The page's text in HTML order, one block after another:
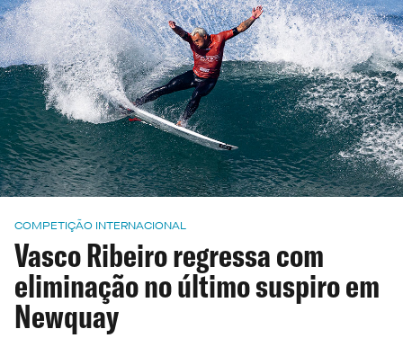
COMPETIÇÃO INTERNACIONAL
Vasco Ribeiro regressa com
eliminação no último suspiro em
Newquay